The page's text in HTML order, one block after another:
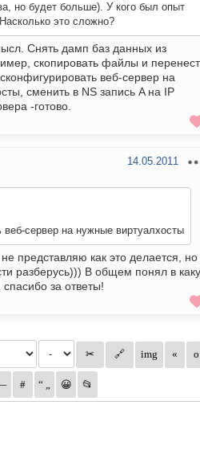
но будет больше). У кого был опыт
это сложно?
Снять дамп баз данных из
скопировать файлы и
веб-сервер на
сменить в NS запись A на IP
-готово.
14.05.2011
веб-сервер на нужные виртуалхосты
представляю как это делается, но
разберусь))) В общем понял в
за ответы!